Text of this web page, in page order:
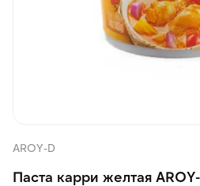
AROY-D
Паста карри желтая